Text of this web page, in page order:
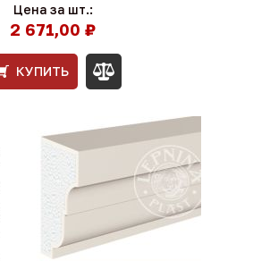
Цена за шт.:
2 671,00 ₽
КУПИТЬ